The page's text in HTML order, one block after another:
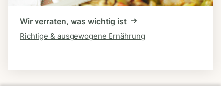
Wir verraten, was wichtig ist
Richtige & ausgewogene Ernährung